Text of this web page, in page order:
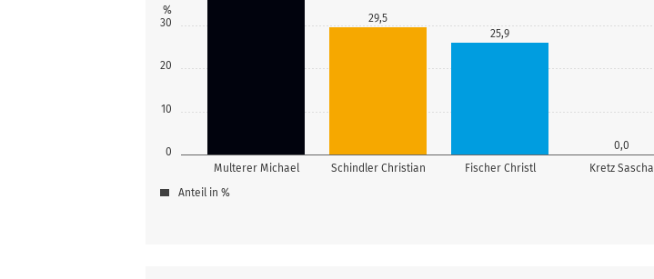
0
10
20
30
%
Multerer Michael Schindler Christian Fischer Christl Kretz Sascha
29,5
25,9
0,0
Anteil in %